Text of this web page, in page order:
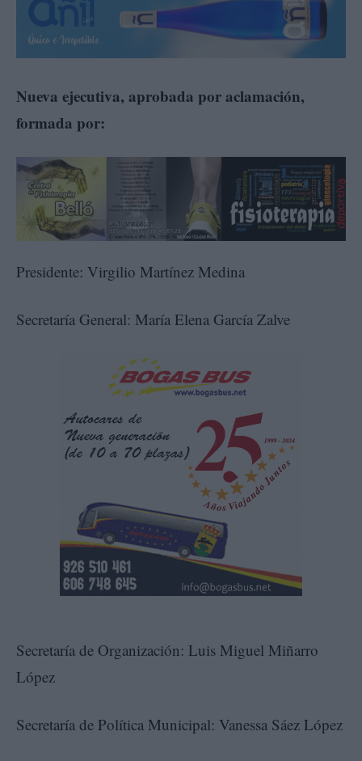
Nueva ejecutiva, aprobada por aclamación,
formada por:
Presidente: Virgilio Martínez Medina
Secretaría General: María Elena García Zalve
Secretaría de Organización: Luis Miguel Miñarro
López
Secretaría de Política Municipal: Vanessa Sáez López